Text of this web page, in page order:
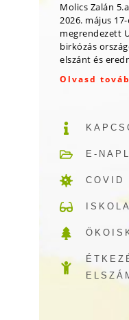
Molics Zalán
2026. május
megrendezett
birkózás
elszánt és
Olvasd
E-
COVID